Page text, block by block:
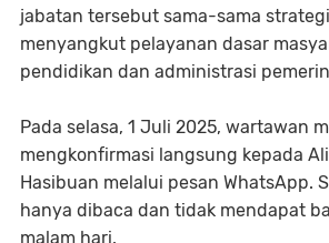
jabatan tersebut sama-sama
menyangkut pelayanan dasar
pendidikan dan administrasi
Pada selasa, 1 Juli 2025, wartawan
mengkonfirmasi langsung kepada
Hasibuan melalui pesan WhatsApp.
hanya dibaca dan tidak mendapat
malam hari.